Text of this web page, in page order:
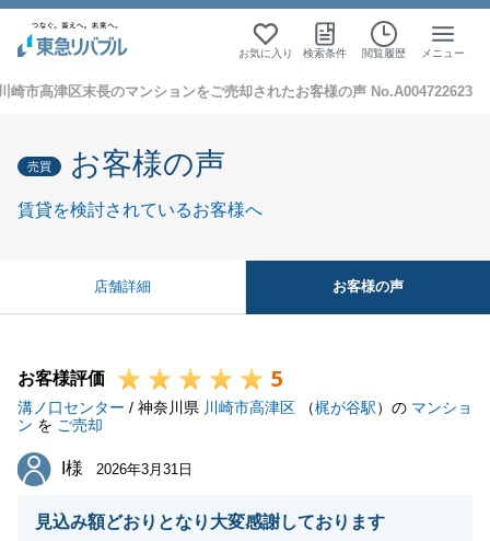
お気に入り 検索条件 閲覧履歴 メニュー
崎市高津区末長のマンションをご売却されたお客様の声 No.A004722623
売買 お客様の声
賃貸を検討されているお客様へ
店舗詳細 お客様の声
お客様評価 5
溝ノ口センター / 神奈川県 川崎市高津区 （梶が谷駅）の マンショ
ン を ご売却
I様
I様 2026年3月31日
見込み額どおりとなり大変感謝しております